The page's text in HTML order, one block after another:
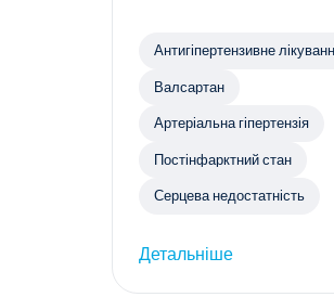
Антигіпертензивне
Валсартан
Артеріальна гіпертензія
Постінфарктний стан
Серцева недостатність
Детальніше